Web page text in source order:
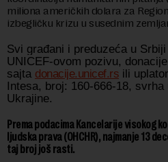
miliona američkih dolara za
izbegličku krizu u susednim
Svi građani i preduzeća u
UNICEF-ovom pozivu,
sajta donacije.unicef.rs ili
Intesa, broj: 160-666-18,
Ukrajine.
Prema podacima Kancelarije visokog
ljudska prava (OHCHR), najmanje 13
taj broj još rasti.